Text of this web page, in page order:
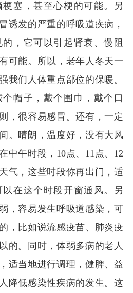
塞，甚至心梗的可能。另
诱发的严重的呼吸道疾病，
，它可以引起肾衰、慢阻
可能。所以，老年人冬天一
我们人体重点部位的保暖。
帽子，戴个围巾，戴个口
，很容易感冒。还有，一定
。晴朗，温度好，没有大风
中午时段，10点、11点、12
气，这些时段你再出门，适
在这个时段开窗通风。另
，容易发生呼吸道感染，可
，比如说流感疫苗、肺炎疫
的。同时，体弱多病的老人
适当地进行调理，健脾、益
降低感染性疾病的发生。这